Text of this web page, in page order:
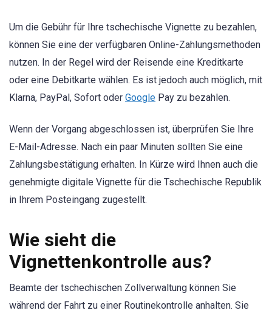
Um die Gebühr für Ihre tschechische Vignette zu bezahlen,
können Sie eine der verfügbaren Online-Zahlungsmethoden
nutzen. In der Regel wird der Reisende eine Kreditkarte
oder eine Debitkarte wählen. Es ist jedoch auch möglich, mit
Klarna, PayPal, Sofort oder Google Pay zu bezahlen.
Wenn der Vorgang abgeschlossen ist, überprüfen Sie Ihre
E-Mail-Adresse. Nach ein paar Minuten sollten Sie eine
Zahlungsbestätigung erhalten. In Kürze wird Ihnen auch die
genehmigte digitale Vignette für die Tschechische Republik
in Ihrem Posteingang zugestellt.
Wie sieht die
Vignettenkontrolle aus?
Beamte der tschechischen Zollverwaltung können Sie
während der Fahrt zu einer Routinekontrolle anhalten. Sie